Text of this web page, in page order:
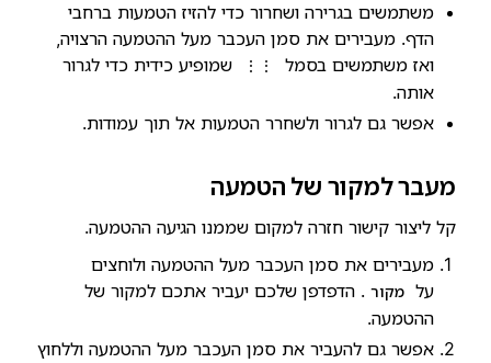
משתמשים בגרירה ושחרור כדי להזיז הטמעות ברחבי
הדף. מעבירים את סמן העכבר מעל ההטמעה הרצויה,
ואז משתמשים בסמל
⋮⋮
שמופיע כידית כדי לגרור
אותה.
אפשר גם לגרור ולשחרר הטמעות אל תוך עמודות.
מעבר למקור של הטמעה
קל ליצור קישור חזרה למקום שממנו הגיעה ההטמעה.
מעבירים את סמן העכבר מעל ההטמעה ולוחצים
על מקור . הדפדפן שלכם יעביר אתכם למקור של
ההטמעה.
אפשר גם להעביר את סמן העכבר מעל ההטמעה וללחוץ